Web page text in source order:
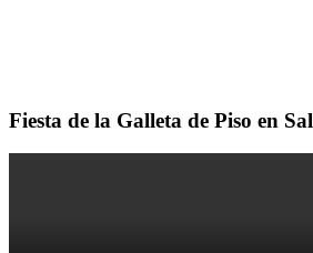
Fiesta de la Galleta de Piso en